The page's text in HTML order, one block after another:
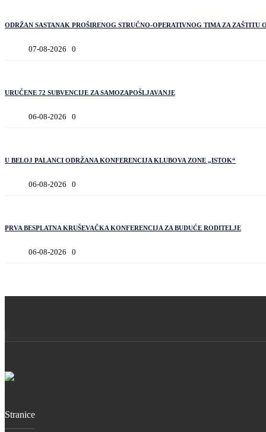
ODRŽAN SASTANAK PROŠIRENOG STRUČNO-OPERATIVNOG TIMA ZA ZAŠTITU
07-08-2026 0
URUČENE 72 SUBVENCIJE ZA SAMOZAPOŠLJAVANJE
06-08-2026 0
U BELOJ PALANCI ODRŽANA KONFERENCIJA KLUBOVA ZONE „ISTOK“
06-08-2026 0
PRVA BESPLATNA KRUŠEVAČKA KONFERENCIJA ZA BUDUĆE RODITELJE
06-08-2026 0
Stranice